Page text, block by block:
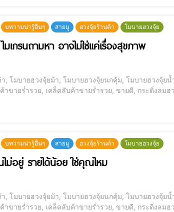
บทวามน่ารู้อื่นๆ สายมู ฮวงจุ้ยร้านค้า โมบายฮวงจุ้ย
กรนถามหา อาจไม่ใช่แค่เรื่องสุขภาพ
, โมบายฮวงจุ้ยม้า, โมบายฮวงจุ้ยนกคุ้ม, โมบายฮวงจุ้ย
าขายร่ำรวย, เคล็ดลับค้าขายร่ำรวย, ขายดี, กระดิ่งลมฮ
บทวามน่ารู้อื่นๆ สายมู ฮวงจุ้ยร้านค้า โมบายฮวงจุ้ย
ไม่อยู่ รายได้น้อย ใช่คุณไหม
, โมบายฮวงจุ้ยม้า, โมบายฮวงจุ้ยนกคุ้ม, โมบายฮวงจุ้ย
าขายร่ำรวย, เคล็ดลับค้าขายร่ำรวย, ขายดี, กระดิ่งลมฮ